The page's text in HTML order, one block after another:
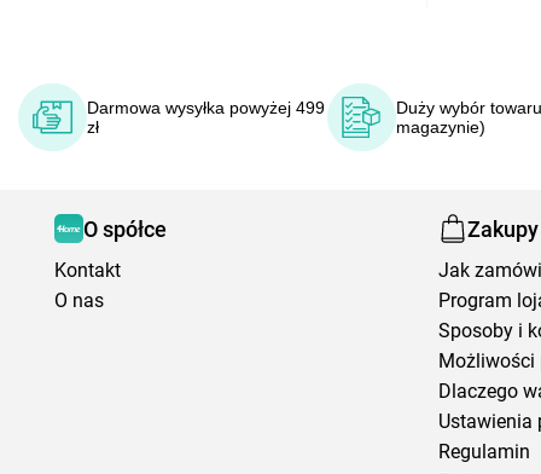
Darmowa wysyłka powyżej 499
zł
Duży wybór
magazynie)
O spółce
Kontakt
O nas
Zakupy
Jak
Program
Sposoby i
Możliwości
Dlaczego
Ustawienia
Regulamin